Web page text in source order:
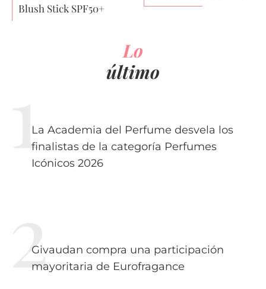
Blush Stick SPF50+
Lo
último
La Academia del Perfume desvela los
finalistas de la categoría Perfumes
Icónicos 2026
Givaudan compra una participación
mayoritaria de Eurofragance